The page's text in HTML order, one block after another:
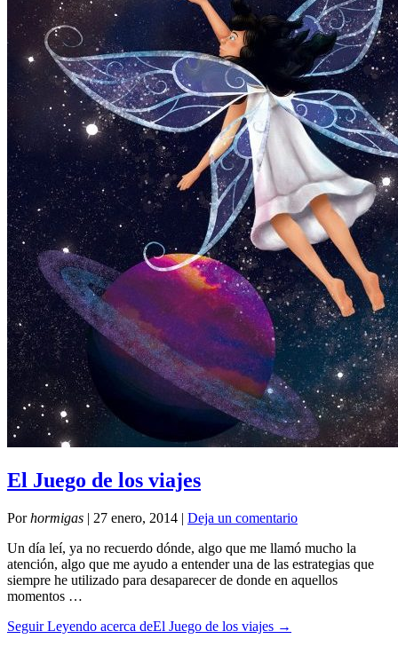
El Juego de los viajes
Porhormigas | 27 enero, 2014 | Deja un comentario
Un día leí, ya no recuerdo dónde, algo que me llamó mucho la
atención, algo que me ayudo a entender una de las estrategias que
siempre he utilizado para desaparecer de donde en aquellos
momentos …
Seguir Leyendo acerca deEl Juego de los viajes →